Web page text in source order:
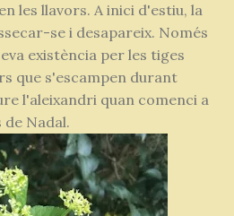
les llavors. A inici d'estiu, la
se i desapareix. Només
existència per les tiges
que s'escampen durant
l'aleixandri quan comenci a
Nadal.